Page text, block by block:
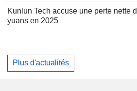
Kunlun Tech accuse une perte nette
yuans en 2025
Plus d'actualités